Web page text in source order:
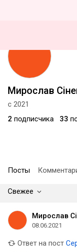
Мирослав
с 2021
2 подписчика 33
Посты
Свежее
Мирослав
08.06.2021
Ответ на пост